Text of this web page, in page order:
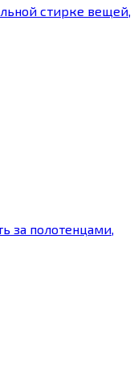
стирке вещей,
за полотенцами,